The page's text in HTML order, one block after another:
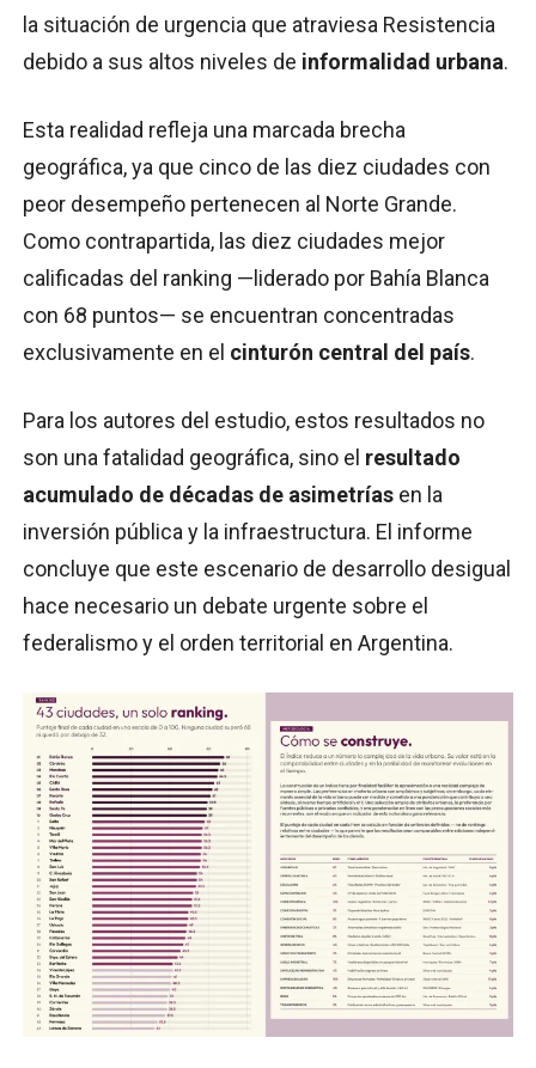
la situación de urgencia que atraviesa Resistencia
debido a sus altos niveles de informalidad urbana.
Esta realidad refleja una marcada brecha
geográfica, ya que cinco de las diez ciudades con
peor desempeño pertenecen al Norte Grande.
Como contrapartida, las diez ciudades mejor
calificadas del ranking —liderado por Bahía Blanca
con 68 puntos— se encuentran concentradas
exclusivamente en el cinturón central del país.
Para los autores del estudio, estos resultados no
son una fatalidad geográfica, sino el resultado
acumulado de décadas de asimetrías en la
inversión pública y la infraestructura. El informe
concluye que este escenario de desarrollo desigual
hace necesario un debate urgente sobre el
federalismo y el orden territorial en Argentina.